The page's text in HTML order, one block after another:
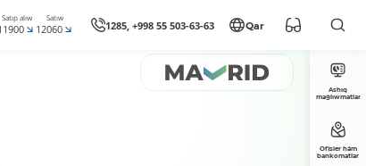
Satıp alıw Satıw
12060 1285, +998 55 503-63-63 Qar
Ashıq
maǵlıwmatlar
Ofisler hám
bankomatlar